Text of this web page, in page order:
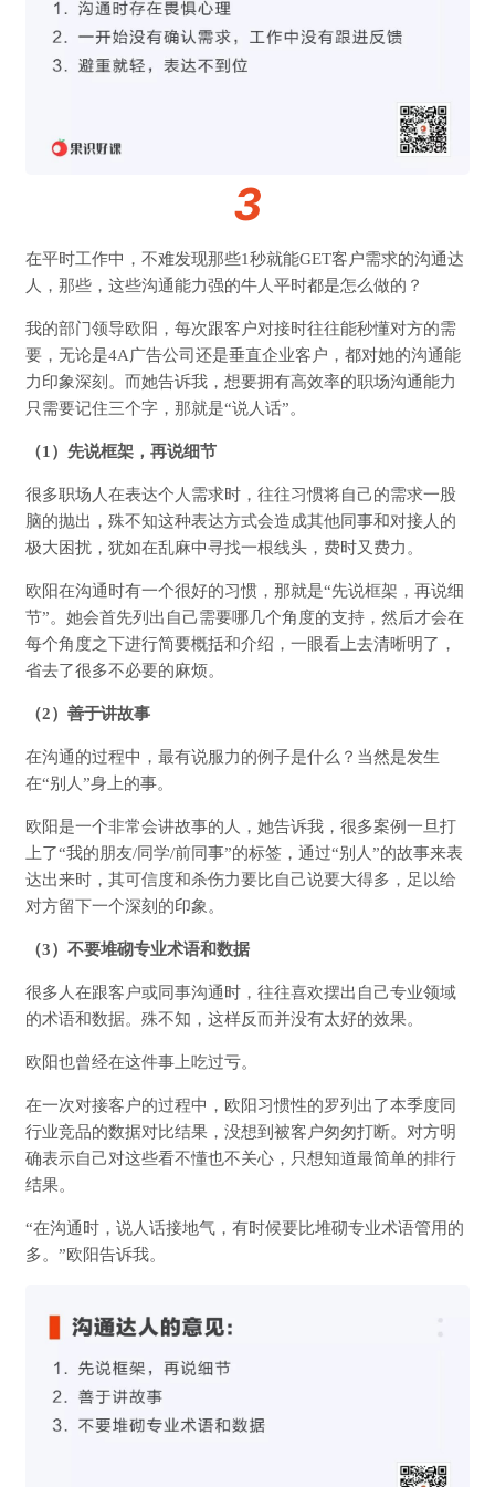
3
在平时工作中，不难发现那些1秒就能GET客户需求的沟通达
人，那些，这些沟通能力强的牛人平时都是怎么做的？
我的部门领导欧阳，每次跟客户对接时往往能秒懂对方的需
要，无论是4A广告公司还是垂直企业客户，都对她的沟通能
力印象深刻。而她告诉我，想要拥有高效率的职场沟通能力
只需要记住三个字，那就是“说人话”。
（1） 先说框架，再说细节
很多职场人在表达个人需求时，往往习惯将自己的需求一股
脑的抛出，殊不知这种表达方式会造成其他同事和对接人的
极大困扰，犹如在乱麻中寻找一根线头，费时又费力。
欧阳在沟通时有一个很好的习惯，那就是“先说框架，再说细
节”。她会首先列出自己需要哪几个角度的支持，然后才会在
每个角度之下进行简要概括和介绍，一眼看上去清晰明了，
省去了很多不必要的麻烦。
（2）善于讲故事
在沟通的过程中，最有说服力的例子是什么？当然是发生
在“别人”身上的事。
欧阳是一个非常会讲故事的人，她告诉我，很多案例一旦打
上了“我的朋友/同学/前同事”的标签，通过“别人”的故事来表
达出来时，其可信度和杀伤力要比自己说要大得多，足以给
对方留下一个深刻的印象。
（3）不要堆砌专业术语和数据
很多人在跟客户或同事沟通时，往往喜欢摆出自己专业领域
的术语和数据。殊不知，这样反而并没有太好的效果。
欧阳也曾经在这件事上吃过亏。
在一次对接客户的过程中，欧阳习惯性的罗列出了本季度同
行业竞品的数据对比结果，没想到被客户匆匆打断。对方明
确表示自己对这些看不懂也不关心，只想知道最简单的排行
结果。
“在沟通时，说人话接地气，有时候要比堆砌专业术语管用的
多。”欧阳告诉我。